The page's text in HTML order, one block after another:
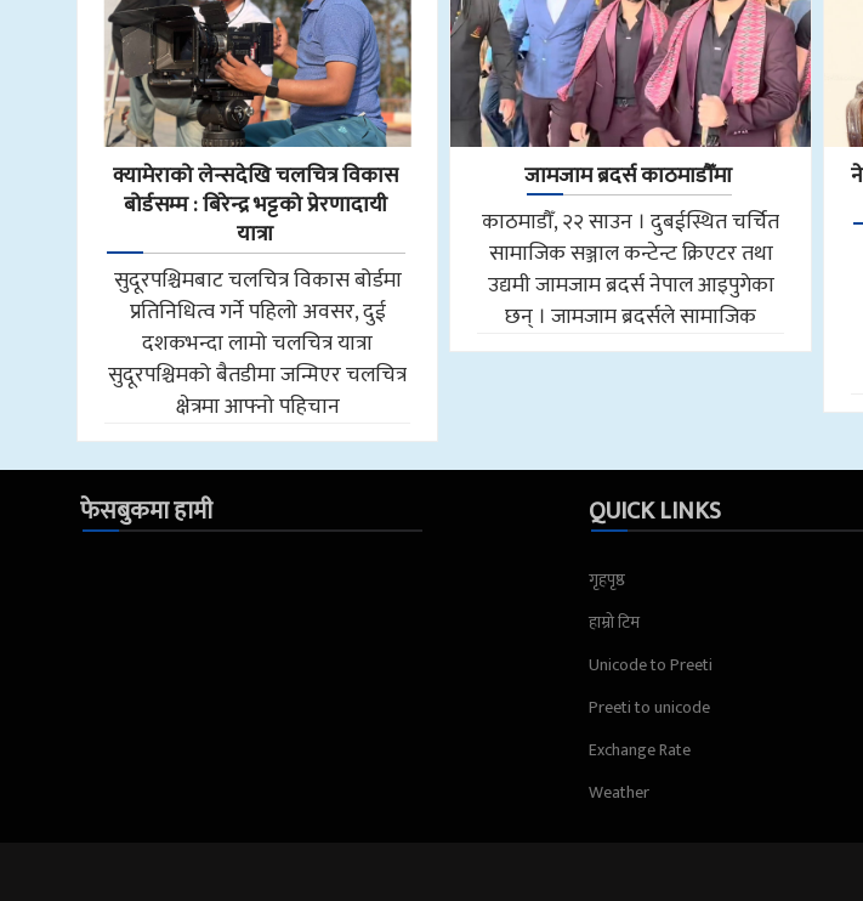
क्यामेराको लेन्सदेखि चलचित्र विकास
बोर्डसम्म : बिरेन्द्र भट्टको प्रेरणादायी
यात्रा
सुदूरपश्चिमबाट चलचित्र विकास बोर्डमा
प्रतिनिधित्व गर्ने पहिलो अवसर, दुई
दशकभन्दा लामो चलचित्र यात्रा
सुदूरपश्चिमको बैतडीमा जन्मिएर चलचित्र
क्षेत्रमा आफ्नो पहिचान
जामजाम ब्रदर्स काठमाडौँमा
काठमाडौँ, २२ साउन । दुबईस्थित चर्चित
सामाजिक सञ्जाल कन्टेन्ट क्रिएटर तथा
उद्यमी जामजाम ब्रदर्स नेपाल आइपुगेका
छन् । जामजाम ब्रदर्सले सामाजिक
फेसबुकमा हामी QUICK LINKS
गृहपृष्ठ
हाम्रो टिम
Unicode to Preeti
Preeti to unicode
Exchange Rate
Weather